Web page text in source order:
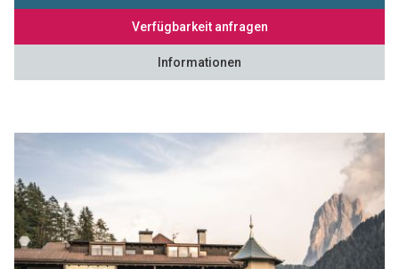
Verfügbarkeit anfragen
Informationen